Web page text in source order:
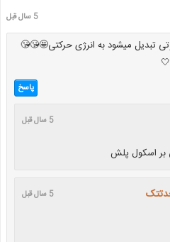
5 سال قبل
تبدیل میشود به انرژی حرکتی🤩😘😘
پاسخ
5 سال قبل
اسکول پلش
5 سال قبل